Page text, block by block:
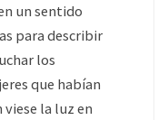
un sentido
para describir
los
que habían
la luz en